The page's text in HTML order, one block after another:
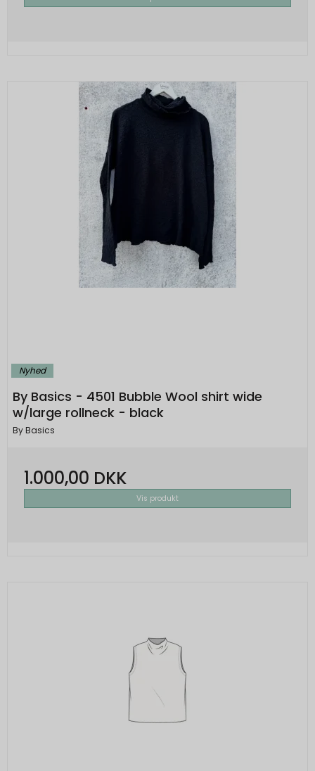
Nyhed
By Basics - 4501 Bubble Wool shirt wide
w/large rollneck - black
By Basics
1.000,00 DKK
Vis produkt